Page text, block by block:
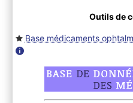
Outils de
Base médicaments